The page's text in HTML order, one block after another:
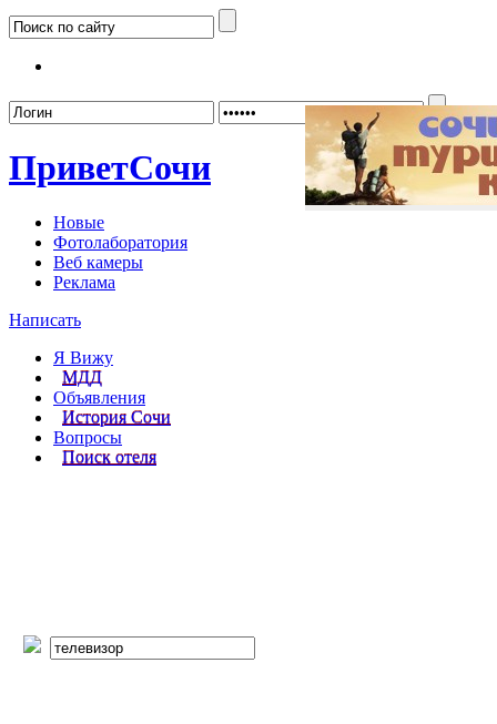
ПриветСочи
Новые
Фотолаборатория
Веб камеры
Реклама
Написать
Я Вижу
МДД
Объявления
История Сочи
Вопросы
Поиск отеля